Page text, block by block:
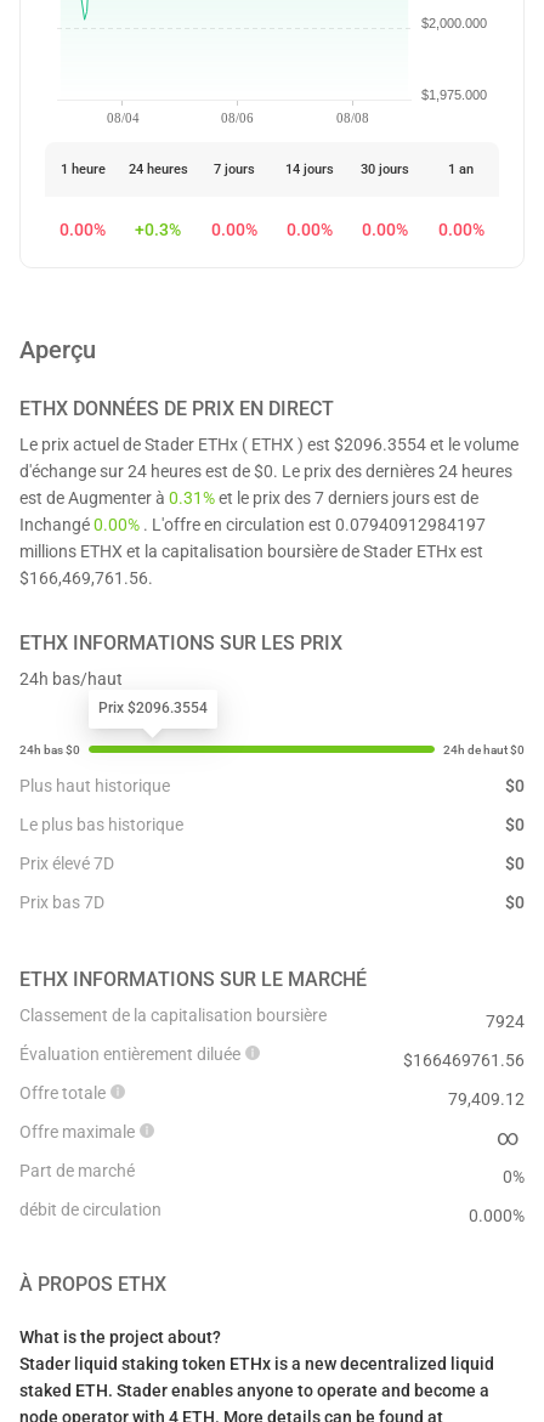
08/04 08/06 08/08
$1,975.000
$2,000.000
1 heure 24 heures 7 jours 14 jours 30 jours 1 an
0.00% +0.3% 0.00% 0.00% 0.00% 0.00%
Aperçu
ETHX DONNÉES DE PRIX EN DIRECT
Le prix actuel de Stader ETHx ( ETHX ) est $2096.3554 et le volume
d'échange sur 24 heures est de $0. Le prix des dernières 24 heures
est de Augmenter à 0.31%et le prix des 7 derniers jours est de
Inchangé0.00% . L'offre en circulation est 0.07940912984197
millions ETHX et la capitalisation boursière de Stader ETHx est
$166,469,761.56.
ETHX INFORMATIONS SUR LES PRIX
24h bas/haut
Prix $2096.3554
Plus haut historique $0
Le plus bas historique
$0
Prix élevé 7D
$0
Prix bas 7D
$0
ETHX INFORMATIONS SUR LE MARCHÉ
Classement de la capitalisation boursière
7924
Évaluation entièrement diluée
$166469761.56
Offre totale
79,409.12
Offre maximale
∞
Part de marché
0%
débit de circulation
0.000%
À PROPOS ETHX
What is the project about?
Stader liquid staking token ETHx is a new decentralized liquid
staked ETH. Stader enables anyone to operate and become a
node operator with 4 ETH. More details can be found at